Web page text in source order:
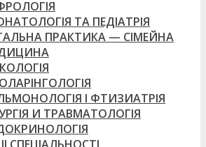
ТА ПЕДІАТРІЯ
ПРАКТИКА — СІМЕЙНА
І ФТИЗИАТРІЯ
И ТРАВМАТОЛОГІЯ
СПЕЦІАЛЬНОСТІ